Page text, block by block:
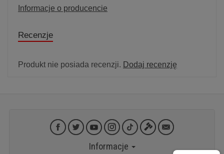
Informacje o producencie
Recenzje
Produkt nie posiada recenzji. Dodaj recenzję
Informacje